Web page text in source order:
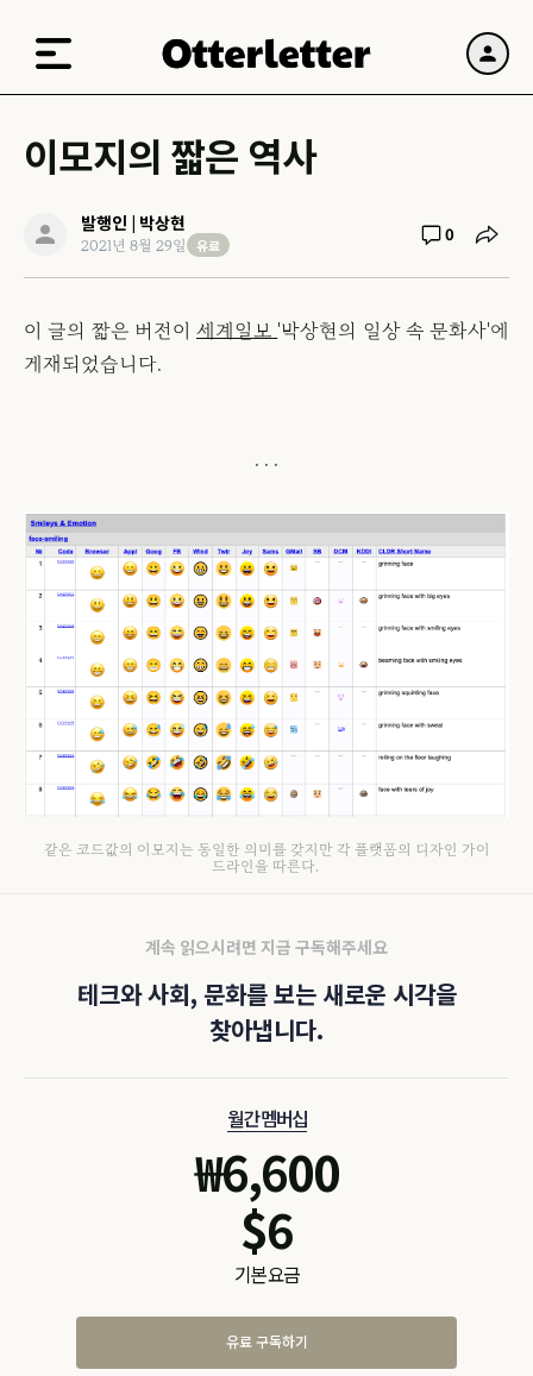
이모지의 짧은 역사
발행인 | 박상현
2021년 8월 29일 유료 0
이 글의 짧은 버전이 세계일보 '박상현의 일상 속 문화사'에
게재되었습니다.
같은 코드값의 이모지는 동일한 의미를 갖지만 각 플랫폼의 디자인 가이
드라인을 따른다.
계속 읽으시려면 지금 구독해주세요
테크와 사회, 문화를 보는 새로운 시각을
찾아냅니다.
월간 멤버십
₩6,600
$6
기본 요금
유료 구독하기